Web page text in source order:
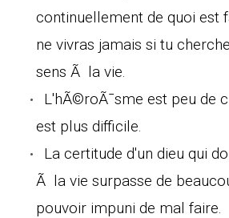
continuellement de quoi est
ne vivras jamais si tu
sens Ã la vie.
L'hÃ©roÃ¯sme est peu de
est plus difficile.
La certitude d'un dieu qui
Ã la vie surpasse de
pouvoir impuni de mal faire.